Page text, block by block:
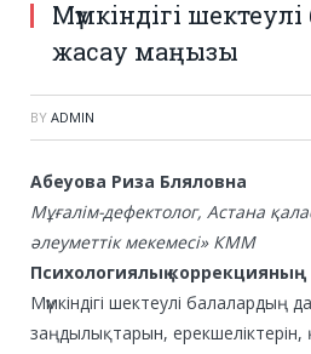
Мүмкіндігі
жасау маңызы
BY ADMIN
Абеуова Риза Бляловна
Мұғалім-дефектолог, Астана
әлеуметтік мекемесі» КММ
Психологиялық коррекцияның
Мүмкіндігі шектеулі
заңдылықтарын,